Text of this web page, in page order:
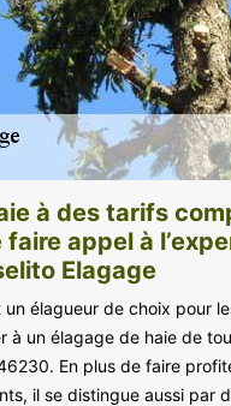
à des tarifs
appel à
Elagage
un élagueur de choix pour
à un élagage de haie de
En plus de faire
il se distingue aussi par